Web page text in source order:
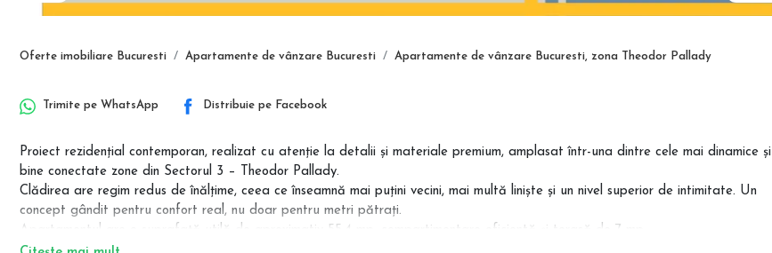
Oferte imobiliare Bucuresti Apartamente de vânzare Bucuresti Apartamente de vânzare Bucuresti, zona Theodor Pallady
Trimite pe WhatsApp Distribuie pe Facebook
Proiect rezidențial contemporan, realizat cu atenție la detalii și materiale premium, amplasat într-una dintre cele mai dinamice și
bine conectate zone din Sectorul 3 – Theodor Pallady.
Clădirea are regim redus de înălțime, ceea ce înseamnă mai puțini vecini, mai multă liniște și un nivel superior de intimitate. Un
concept gândit pentru confort real, nu doar pentru metri pătrați.
Apartamentul are o suprafață utilă de aproximativ 55,4 mp, compartimentare eficientă și terasă de 7 mp.